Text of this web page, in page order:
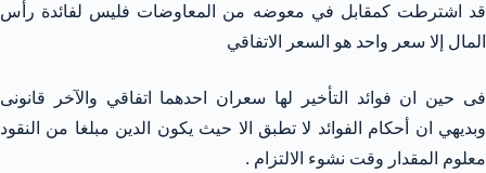
قد اشترطت كمقابل في معوضه من المعاوضات فليس لفائدة رأس
المال إلا سعر واحد هو السعر الاتفاقي
فى حين ان فوائد التأخير لها سعران احدهما اتفاقي والآخر قانونى
وبديهي ان أحكام الفوائد لا تطبق الا حيث يكون الدين مبلغا من النقود
معلوم المقدار وقت نشوء الالتزام .